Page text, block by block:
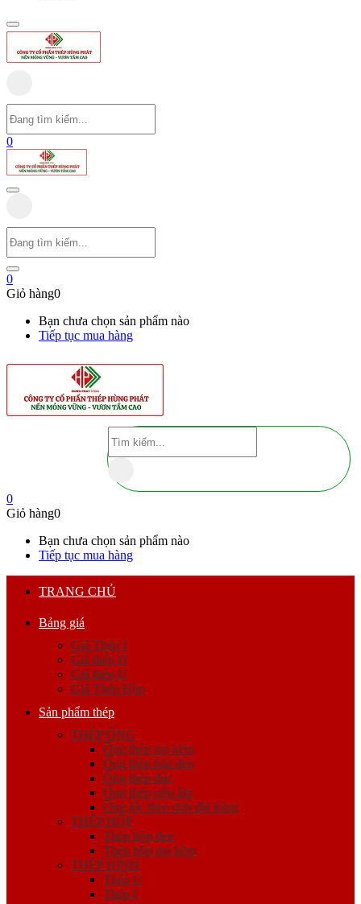
0
0
Giỏ hàng0
Bạn chưa chọn sản phẩm nào
Tiếp tục mua hàng
0
Giỏ hàng0
Bạn chưa chọn sản phẩm nào
Tiếp tục mua hàng
TRANG CHỦ
Bảng giá
Giá Thép I
Giá thép H
Giá thép U
Giá Thép Hộp
Sản phẩm thép
THÉP ỐNG
Ống thép mạ kẽm
Ống thép hàn đen
Ống thép đúc
Ống thép siêu âm
Ống lốc theo đơn đặt hàng
THÉP HỘP
Thép hộp đen
Thép hộp mạ kẽm
THÉP HÌNH
Thép U
Thép I